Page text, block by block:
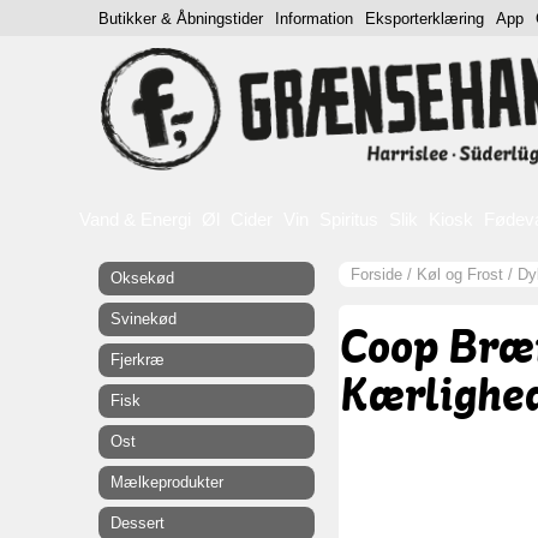
Forside / Køl og Frost /
Coop
Oksekød
Svinekød
Fjerkræ
Fisk
Ost
Mælkeprodukter
Dessert
Butikker & Åbningstider Information Eksporterklæring App